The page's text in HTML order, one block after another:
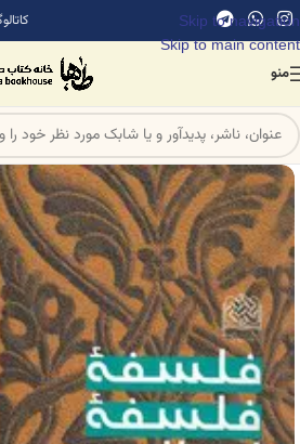
Skip to navigation
Skip to main content
منو